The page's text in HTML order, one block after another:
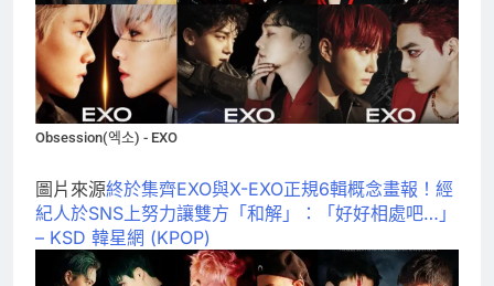
Obsession(엑소) - EXO
圖片來源終於集齊EXO與X-EXO正規6輯概念畫報！經
紀人於SNS上努力讓雙方「和解」：「好好相處吧…」
– KSD 韓星網 (KPOP)